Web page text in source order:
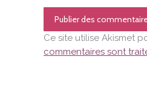
Publier des
Ce site utilise Akismet
commentaires sont